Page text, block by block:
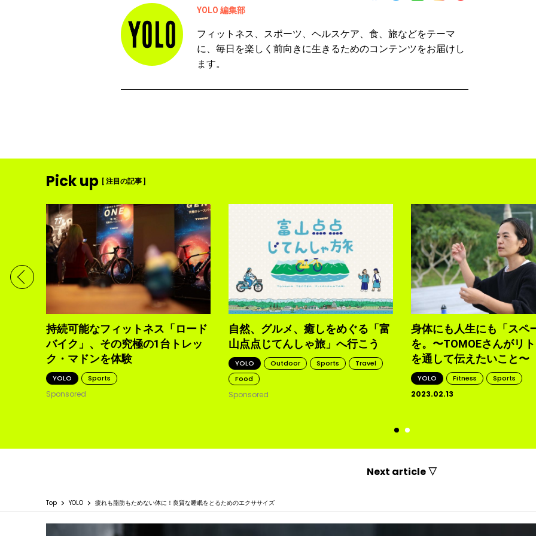
YOLO 編集部
フィットネス、スポーツ、ヘルスケア、食、旅などをテーマ
に、毎日を楽しく前向きに生きるためのコンテンツをお届けし
ます。
Pick up [ 注目の記事 ]
現す
持続可能なフィットネス「ロード
バイク」、その究極の1台トレッ
ク・マドンを体験
YOLO Sports
Sponsored
自然、グルメ、癒しをめぐる「富
山点点じてんしゃ旅」へ行こう
YOLO Outdoor Sports
Travel
Food
Sponsored
身体にも人生にも「スペ
を。〜TOMOEさんがリ
を通して伝えたいこと〜
YOLO Fitness Sports
2023.02.13
Next article ▽
Top YOLO 疲れも脂肪もためない体に！良質な睡眠をとるためのエクササイズ